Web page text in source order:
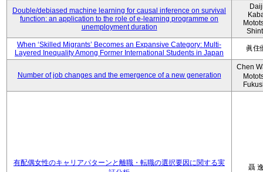
Double/debiased machine learning for causal inference on survival
function: an application to the role of e-learning programme on
unemployment duration
When ‘Skilled Migrants’ Becomes an Expansive Category: Multi-
Layered Inequality Among Former International Students in Japan
眞住
Number of job changes and the emergence of a new generation
Chen
有配偶女性のキャリアパターンと離職・転職の選択要因に関する実
聶